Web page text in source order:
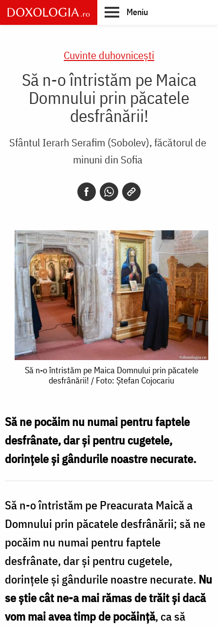
Skip
to
main
Meniu
Cuvinte duhovnicești
Să n-o întristăm pe Maica
Domnului prin păcatele
desfrânării!
Sfântul Ierarh Serafim (Sobolev), făcătorul de
minuni din Sofia
Să
întristăm
pe
Maica
păcatele
desfrânării!
/
Foto:
Ștefan
Cojocariu
Să n-o întristăm pe Maica Domnului prin păcatele
desfrânării! / Foto: Ștefan Cojocariu
Să ne pocăim nu numai pentru faptele
desfrânate, dar și pentru cugetele,
dorințele și gândurile noastre necurate.
Să n-o întristăm pe Preacurata Maică a
Domnului prin păcatele desfrânării; să ne
pocăim nu numai pentru faptele
desfrânate, dar și pentru cugetele,
dorințele și gândurile noastre necurate. Nu
se știe cât ne-a mai rămas de trăit și dacă
vom mai avea timp de pocăință, ca să